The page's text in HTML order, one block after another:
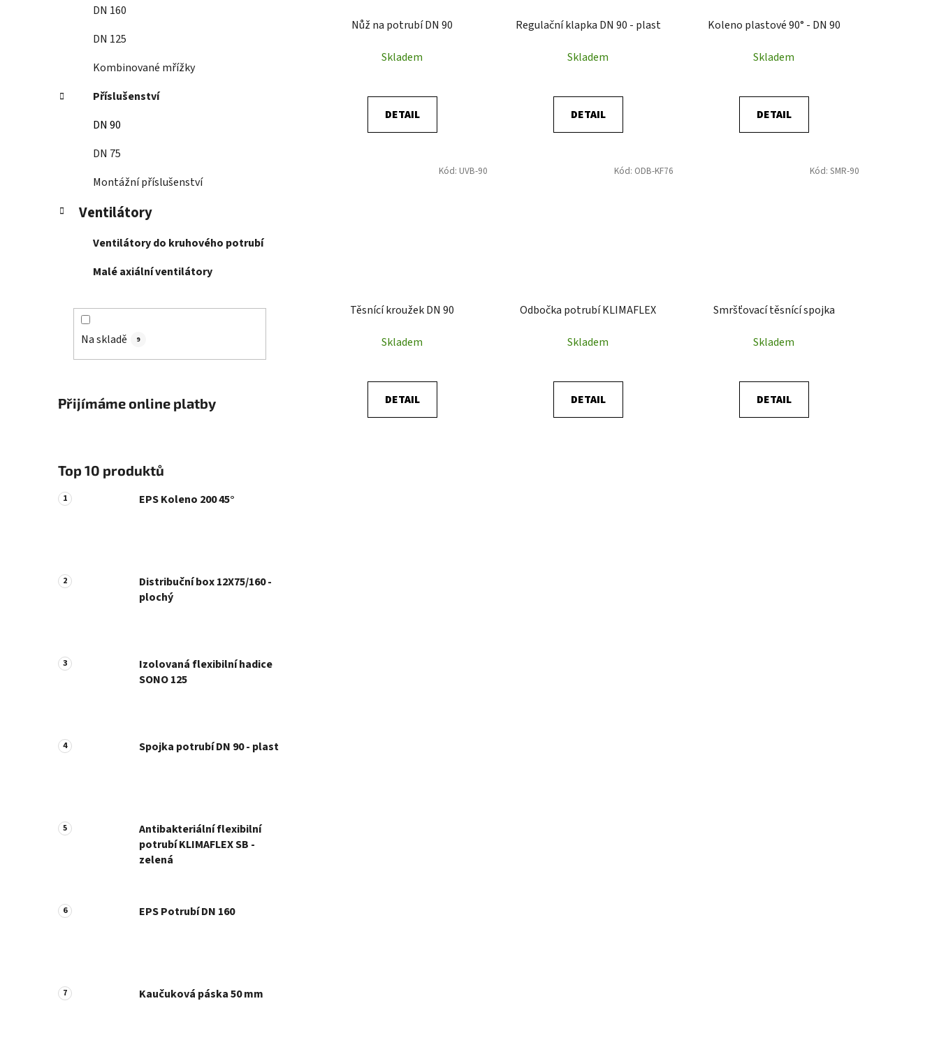
DN 160
DN 125
Kombinované mřížky
Příslušenství
DN 90
DN 75
Montážní příslušenství
Ventilátory
Ventilátory do kruhového potrubí
Malé axiální ventilátory
Na skladě 9
Přijímáme online platby
Top 10 produktů
EPS Koleno 200 45°
Distribuční box 12X75/160 -
plochý
Izolovaná flexibilní hadice
SONO 125
Spojka potrubí DN 90 - plast
Antibakteriální flexibilní
potrubí KLIMAFLEX SB -
zelená
EPS Potrubí DN 160
Kaučuková páska 50 mm
Nůž na potrubí DN 90
Skladem
DETAIL
Regulační klapka DN 90 - plast
Skladem
DETAIL
Koleno plastové 90° - DN 90
Skladem
DETAIL
Těsnící kroužek DN 90
Skladem
DETAIL
Kód: UVB-90
Odbočka potrubí KLIMAFLEX
Skladem
DETAIL
Kód: ODB-KF76
Smršťovací těsnící spojka
Skladem
DETAIL
Kód: SMR-90